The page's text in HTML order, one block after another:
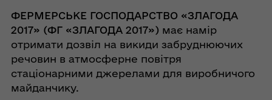
ФЕРМЕРСЬКЕ ГОСПОДАРСТВО «ЗЛАГОДА
2017» (ФГ «ЗЛАГОДА 2017»)має намір
отримати дозвіл на викиди забруднюючих
речовин в атмосферне повітря
стаціонарними джерелами для виробничого
майданчику.